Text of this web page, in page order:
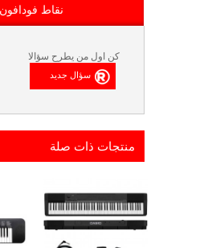
نقاط فودافون
كن اول من يطرح سؤالا
منتجات ذات صلة